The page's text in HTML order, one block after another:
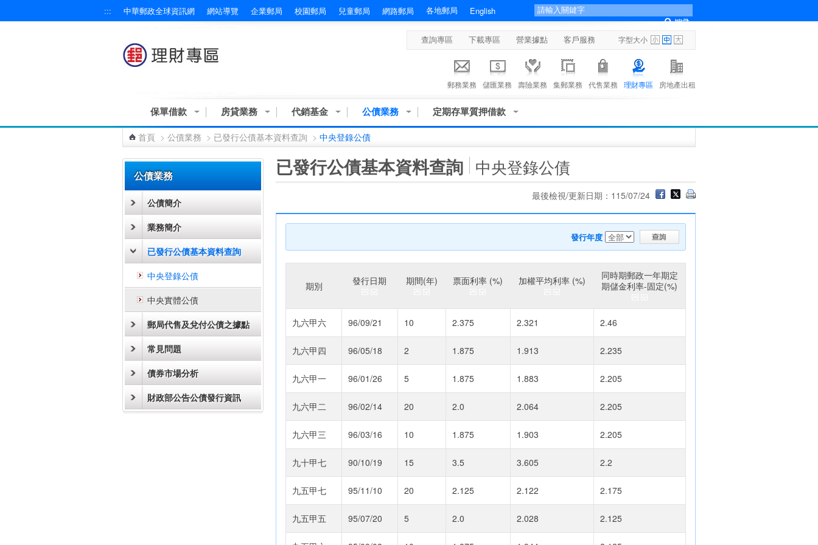
::: 中華郵政全球資訊網 網站導覽 企業郵局 校園郵局 兒童郵局 網路郵局 各地郵局 English
查詢專區 下載專區 營業據點 客戶服務 字型大小
郵務業務 儲匯業務 壽險業務 集郵業務 代售業務 理財專區 房地產出租
保單借款 房貸業務 代銷基金 公債業務 定期存單質押借款
首頁 > 公債業務 > 已發行公債基本資料查詢 > 中央登錄公債
公債業務
公債簡介
業務簡介
已發行公債基本資料查詢
中央登錄公債
中央實體公債
郵局代售及兌付公債之據點
常見問題
債券市場分析
財政部公告公債發行資訊
已發行公債基本資料查詢 中央登錄公債
最後檢視/更新日期：115/07/24
發行年度
期別 發行日期 期間(年) 票面利率 (%) 加權平均利率 (%)
同時期郵政一年期定
期儲金利率-固定(%)
九六甲六 96/09/21 10 2.375 2.321 2.46
九六甲四 96/05/18 2 1.875 1.913 2.235
九六甲一 96/01/26 5 1.875 1.883 2.205
九六甲二 96/02/14 20 2.0 2.064 2.205
九六甲三 96/03/16 10 1.875 1.903 2.205
九十甲七 90/10/19 15 3.5 3.605 2.2
九五甲七 95/11/10 20 2.125 2.122 2.175
九五甲五 95/07/20 5 2.0 2.028 2.125